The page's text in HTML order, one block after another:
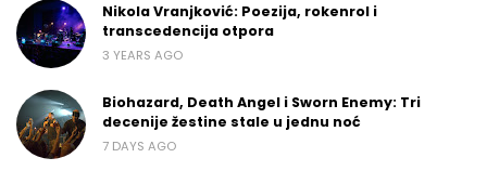
Nikola Vranjković: Poezija, rokenrol i
transcedencija otpora
3 YEARS AGO
Biohazard, Death Angel i Sworn Enemy: Tri
decenije žestine stale u jednu noć
7 DAYS AGO